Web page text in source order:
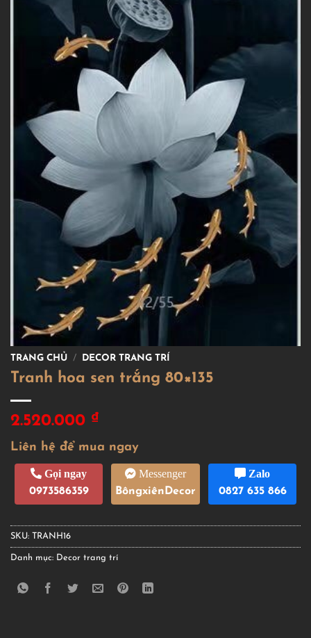
TRANG CHỦ / DECOR TRANG TRÍ
Tranh hoa sen trắng 80×135
2.520.000 ₫
Liên hệ để mua ngay
Gọi ngay
0973586359
Messenger
BôngxiênDecor
Zalo
0827 635 866
SKU: TRANH16
Danh mục: Decor trang trí